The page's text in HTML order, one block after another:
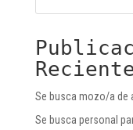
Se busca mozo/a de
Se busca personal